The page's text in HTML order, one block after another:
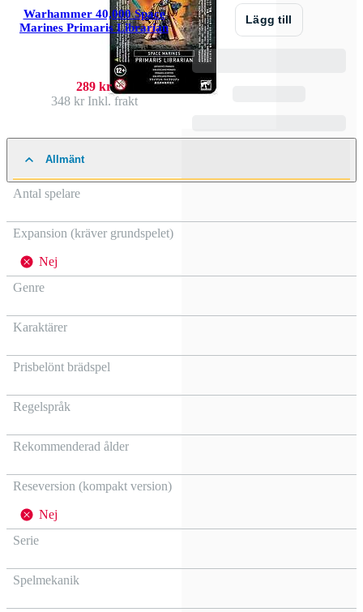
Warhammer 40,000 Space
Marines Primaris Librarian
289 kr
348 krInkl. frakt
Lägg till
Allmänt
Antal spelare
Expansion (kräver grundspelet)
Nej
Genre
Karaktärer
Prisbelönt brädspel
Regelspråk
Rekommenderad ålder
Reseversion (kompakt version)
Nej
Serie
Spelmekanik